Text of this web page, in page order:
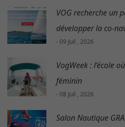
VOG recherche un
développer la co-
- 09 Juil , 2026
VogWeek : l’école
féminin
- 08 Juil , 2026
Salon Nautique